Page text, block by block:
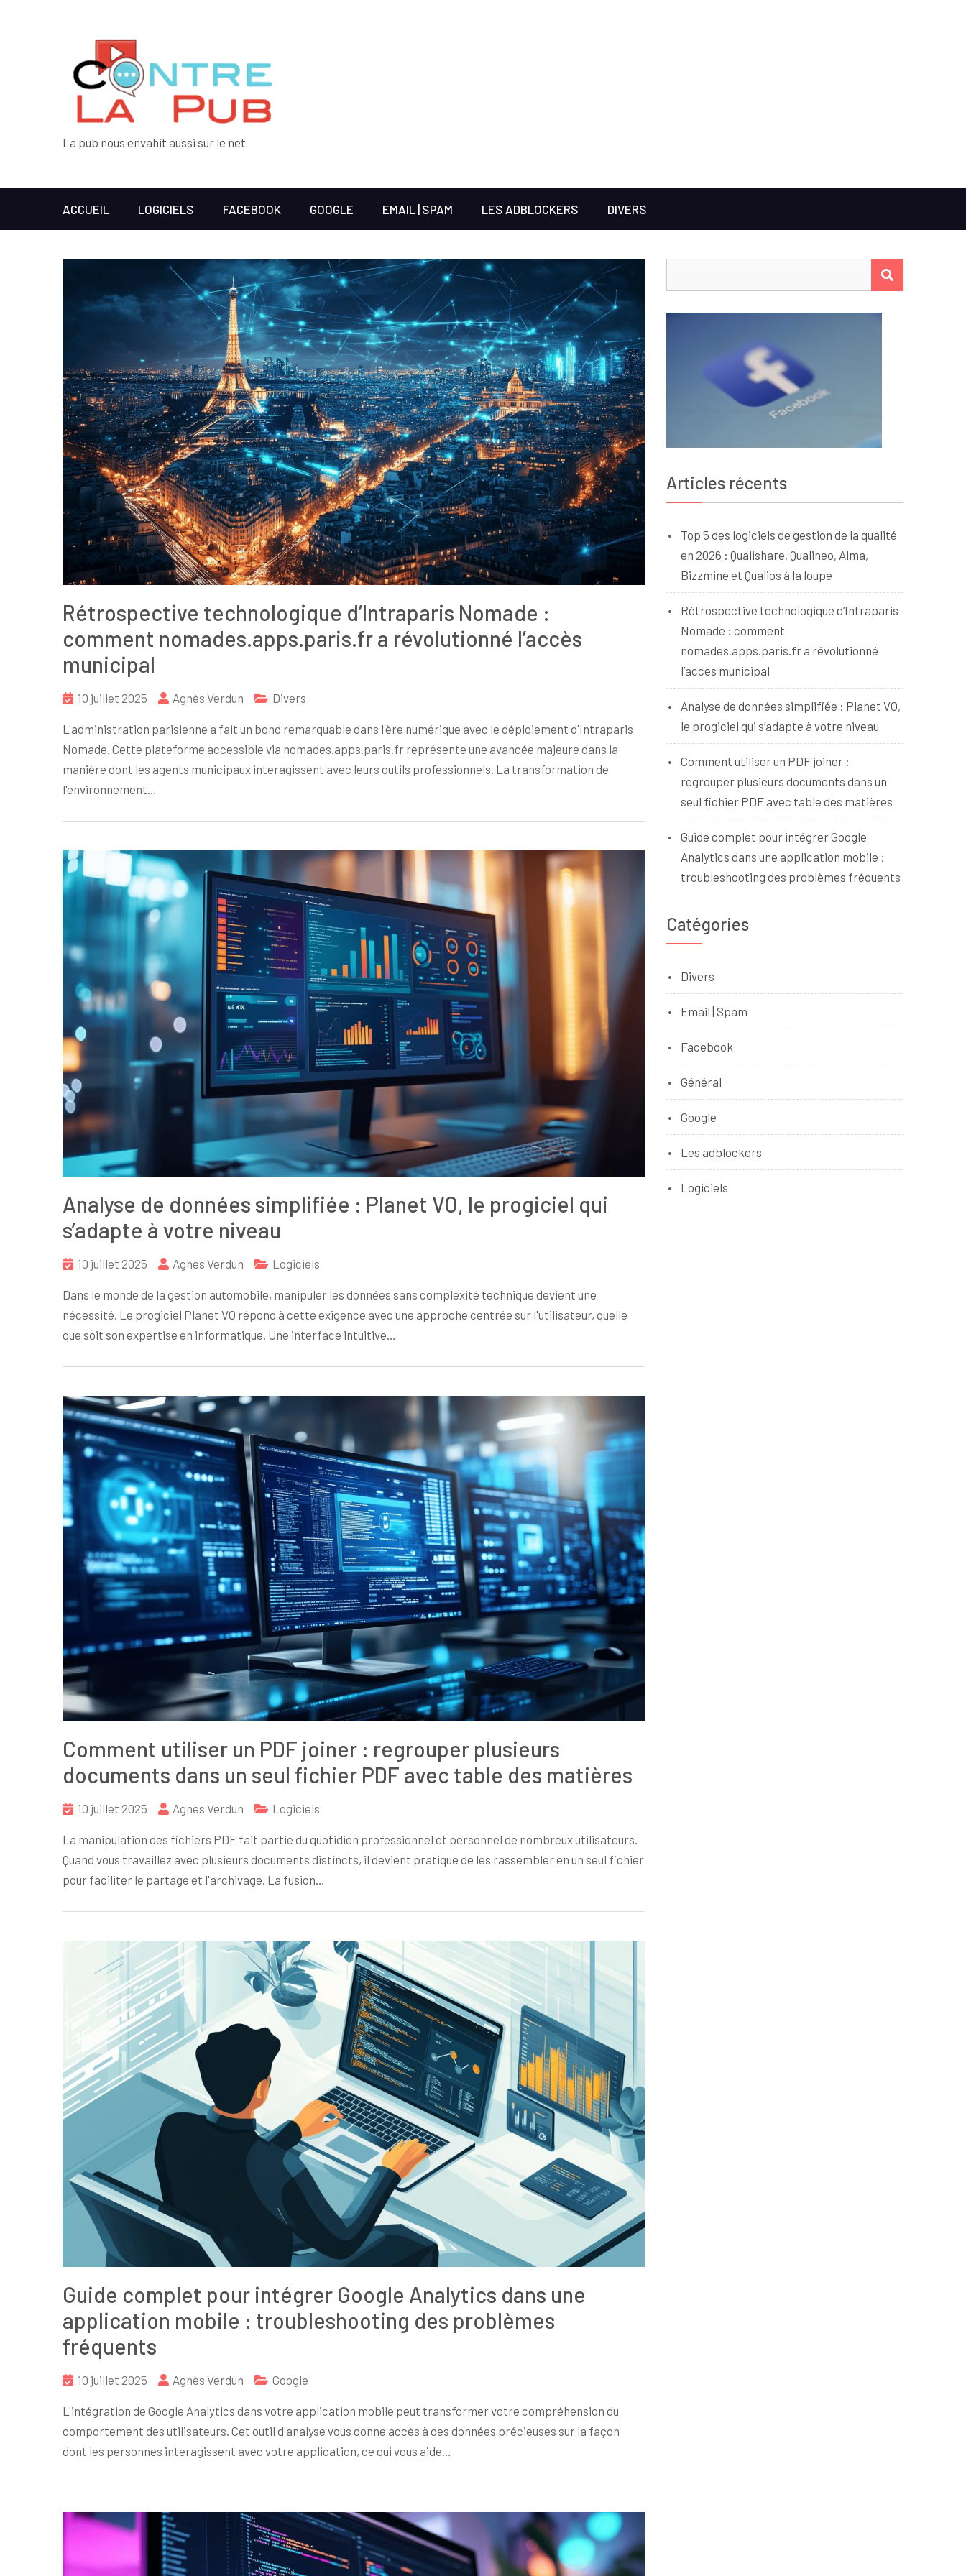
La pub nous envahit aussi sur le net
ACCUEIL LOGICIELS FACEBOOK GOOGLE EMAIL | SPAM LES ADBLOCKERS DIVERS
Rétrospective technologique d’Intraparis Nomade :
comment nomades.apps.paris.fr a révolutionné l’accès
municipal
10 juillet 2025 Agnès Verdun Divers
L'administration parisienne a fait un bond remarquable dans l'ère numérique avec le déploiement d'Intraparis
Nomade. Cette plateforme accessible via nomades.apps.paris.fr représente une avancée majeure dans la
manière dont les agents municipaux interagissent avec leurs outils professionnels. La transformation de
l'environnement…
Analyse de données simplifiée : Planet VO, le progiciel qui
s’adapte à votre niveau
10 juillet 2025 Agnès Verdun Logiciels
Dans le monde de la gestion automobile, manipuler les données sans complexité technique devient une
nécessité. Le progiciel Planet VO répond à cette exigence avec une approche centrée sur l'utilisateur, quelle
que soit son expertise en informatique. Une interface intuitive…
Comment utiliser un PDF joiner : regrouper plusieurs
documents dans un seul fichier PDF avec table des matières
10 juillet 2025 Agnès Verdun Logiciels
La manipulation des fichiers PDF fait partie du quotidien professionnel et personnel de nombreux utilisateurs.
Quand vous travaillez avec plusieurs documents distincts, il devient pratique de les rassembler en un seul fichier
pour faciliter le partage et l'archivage. La fusion…
Guide complet pour intégrer Google Analytics dans une
application mobile : troubleshooting des problèmes
fréquents
10 juillet 2025 Agnès Verdun Google
L'intégration de Google Analytics dans votre application mobile peut transformer votre compréhension du
comportement des utilisateurs. Cet outil d'analyse vous donne accès à des données précieuses sur la façon
dont les personnes interagissent avec votre application, ce qui vous aide…
Articles récents
Top 5 des logiciels de gestion de la qualité
en 2026 : Qualishare, Qualineo, Alma,
Bizzmine et Qualios à la loupe
Rétrospective technologique d’Intraparis
Nomade : comment
nomades.apps.paris.fr a révolutionné
l’accès municipal
Analyse de données simplifiée : Planet VO,
le progiciel qui s’adapte à votre niveau
Comment utiliser un PDF joiner :
regrouper plusieurs documents dans un
seul fichier PDF avec table des matières
Guide complet pour intégrer Google
Analytics dans une application mobile :
troubleshooting des problèmes fréquents
Catégories
Divers
Email | Spam
Facebook
Général
Google
Les adblockers
Logiciels